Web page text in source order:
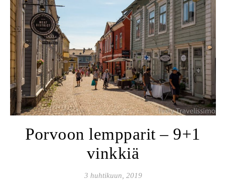
Porvoon lempparit – 9+1
vinkkiä
3 huhtikuun, 2019